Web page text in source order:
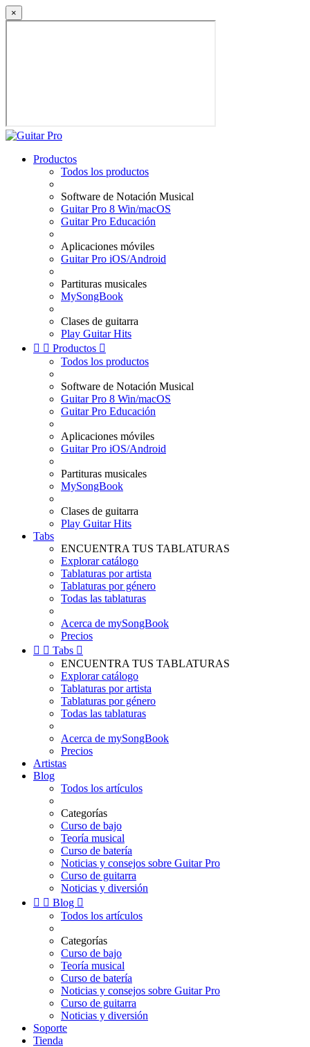
×
Productos
Todos los productos
Software de Notación Musical
Guitar Pro 8 Win/macOS
Guitar Pro Educación
Aplicaciones móviles
Guitar Pro iOS/Android
Partituras musicales
MySongBook
Clases de guitarra
Play Guitar Hits
  Productos 
Todos los productos
Software de Notación Musical
Guitar Pro 8 Win/macOS
Guitar Pro Educación
Aplicaciones móviles
Guitar Pro iOS/Android
Partituras musicales
MySongBook
Clases de guitarra
Play Guitar Hits
Tabs
ENCUENTRA TUS TABLATURAS
Explorar catálogo
Tablaturas por artista
Tablaturas por género
Todas las tablaturas
Acerca de mySongBook
Precios
  Tabs 
ENCUENTRA TUS TABLATURAS
Explorar catálogo
Tablaturas por artista
Tablaturas por género
Todas las tablaturas
Acerca de mySongBook
Precios
Artistas
Blog
Todos los artículos
Categorías
Curso de bajo
Teoría musical
Curso de batería
Noticias y consejos sobre Guitar Pro
Curso de guitarra
Noticias y diversión
  Blog 
Todos los artículos
Categorías
Curso de bajo
Teoría musical
Curso de batería
Noticias y consejos sobre Guitar Pro
Curso de guitarra
Noticias y diversión
Soporte
Tienda